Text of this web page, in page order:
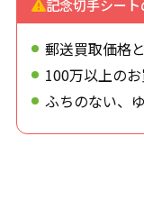
記念切手シー
郵送買取価格
100万以上の
ふちのない、